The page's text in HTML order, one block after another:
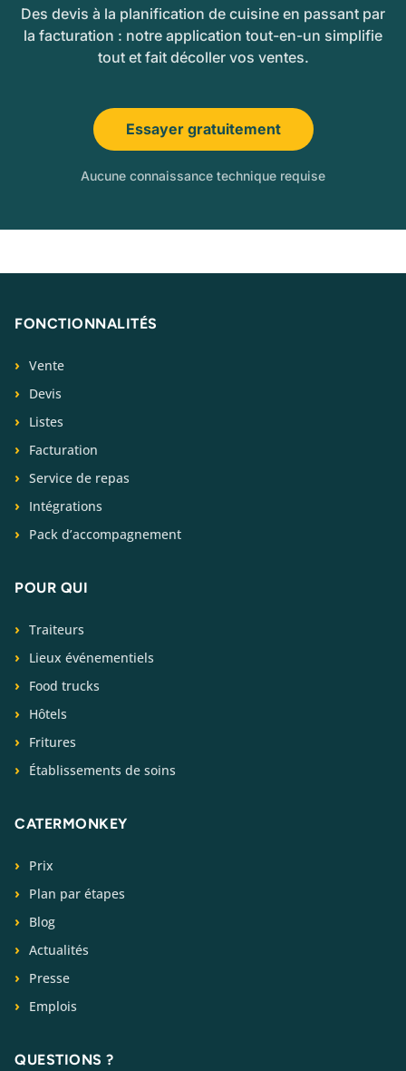
Des devis à la planification de cuisine en passant par
la facturation : notre application tout-en-un simplifie
tout et fait décoller vos ventes.
Essayer gratuitement
Aucune connaissance technique requise
FONCTIONNALITÉS
Vente
Devis
Listes
Facturation
Service de repas
Intégrations
Pack d’accompagnement
POUR QUI
Traiteurs
Lieux événementiels
Food trucks
Hôtels
Fritures
Établissements de soins
CATERMONKEY
Prix
Plan par étapes
Blog
Actualités
Presse
Emplois
QUESTIONS ?